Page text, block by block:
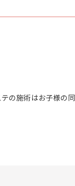
の施術はお子様の